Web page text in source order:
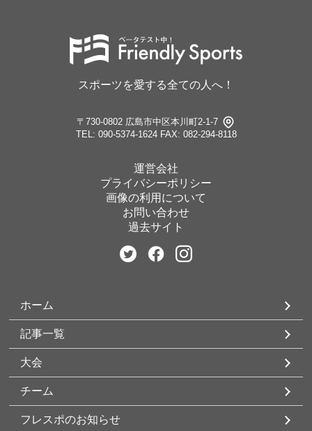
スポーツを愛する全ての人へ！
〒730-0802 広島市中区本川町2-1-7
TEL: 090-5374-1624 FAX: 082-294-8118
運営会社
プライバシーポリシー
画像の利用について
お問い合わせ
過去サイト
ホーム
記事一覧
大会
チーム
フレスポのお知らせ